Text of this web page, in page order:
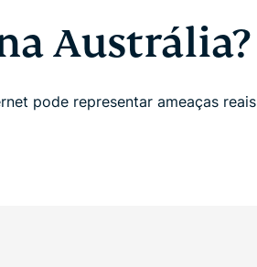
Austrália?
pode representar ameaças reais